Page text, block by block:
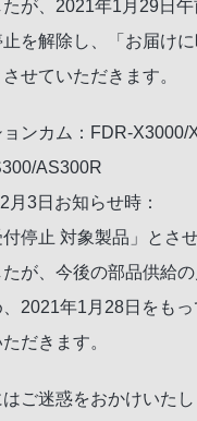
が、2021年1月29日
を解除し、「お届け
せていただきます。
ョンカム：FDR-X3000/
AS300R
月3日お知らせ時：
付停止 対象製品」とさ
が、今後の部品供給
2021年1月28日をもっ
だきます。
ご迷惑をおかけいた